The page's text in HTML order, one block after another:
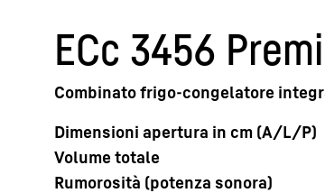
ECc 3456
Combinato frigo-congelatore
Dimensioni apertura in cm (A/L/P)
Volume totale
Rumorosità (potenza sonora)